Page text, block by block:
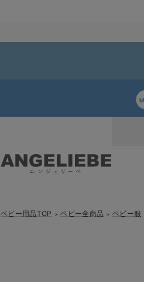
ベビー用品TOP ＞ ベビー全商品 ＞ ベビー服